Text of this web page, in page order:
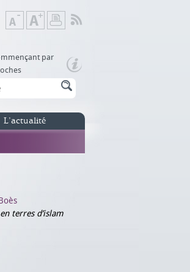
Diminuer
la
de
Augmenter
la
de
par
L’actualité
terres d’islam